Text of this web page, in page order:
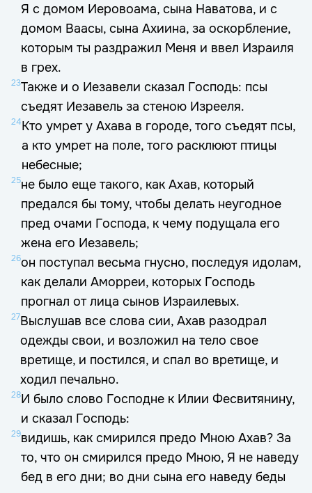
Я с домом Иеровоама, сына Наватова, и с
домом Ваасы, сына Ахиина, за оскорбление,
которым ты раздражил Меня и ввел Израиля
в грех.
23Также и о Иезавели сказал Господь: псы
съедят Иезавель за стеною Изрееля.
24Кто умрет у Ахава в городе, того съедят псы,
а кто умрет на поле, того расклюют птицы
небесные;
25не было еще такого, как Ахав, который
предался бы тому, чтобы делать неугодное
пред очами Господа, к чему подущала его
жена его Иезавель;
26он поступал весьма гнусно, последуя идолам,
как делали Аморреи, которых Господь
прогнал от лица сынов Израилевых.
27Выслушав все слова сии, Ахав разодрал
одежды свои, и возложил на тело свое
вретище, и постился, и спал во вретище, и
ходил печально.
28И было слово Господне к Илии Фесвитянину,
и сказал Господь:
29видишь, как смирился предо Мною Ахав? За
то, что он смирился предо Мною, Я не наведу
бед в его дни; во дни сына его наведу беды